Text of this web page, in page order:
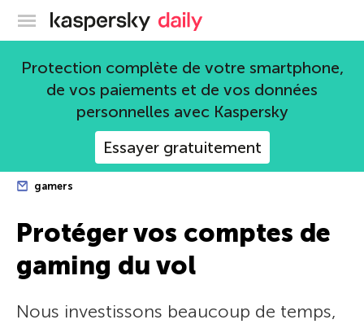
Blog officiel de Kaspersky
Protection complète de votre smartphone,
de vos paiements et de vos données
personnelles avec Kaspersky
Essayer gratuitement
gamers
Protéger vos comptes de
gaming du vol
Nous investissons beaucoup de temps,